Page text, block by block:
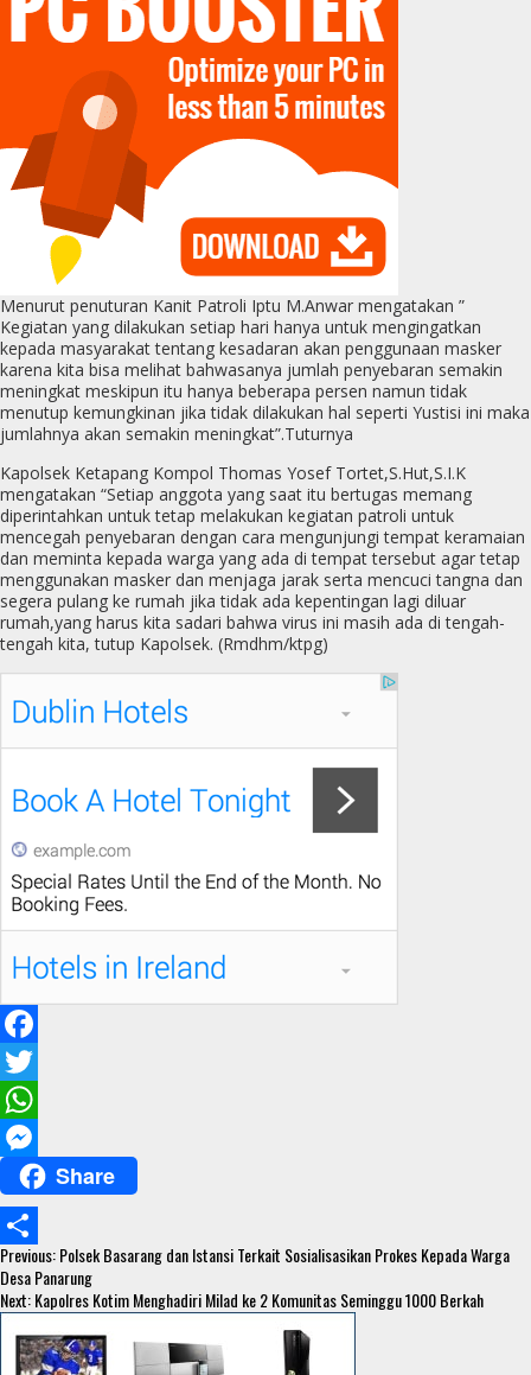
Menurut penuturan Kanit Patroli Iptu M.Anwar mengatakan ”
Kegiatan yang dilakukan setiap hari hanya untuk mengingatkan
kepada masyarakat tentang kesadaran akan penggunaan masker
karena kita bisa melihat bahwasanya jumlah penyebaran semakin
meningkat meskipun itu hanya beberapa persen namun tidak
menutup kemungkinan jika tidak dilakukan hal seperti Yustisi ini maka
jumlahnya akan semakin meningkat”.Tuturnya
Kapolsek Ketapang Kompol Thomas Yosef Tortet,S.Hut,S.I.K
mengatakan “Setiap anggota yang saat itu bertugas memang
diperintahkan untuk tetap melakukan kegiatan patroli untuk
mencegah penyebaran dengan cara mengunjungi tempat keramaian
dan meminta kepada warga yang ada di tempat tersebut agar tetap
menggunakan masker dan menjaga jarak serta mencuci tangna dan
segera pulang ke rumah jika tidak ada kepentingan lagi diluar
rumah,yang harus kita sadari bahwa virus ini masih ada di tengah-
tengah kita, tutup Kapolsek. (Rmdhm/ktpg)
F
a
c
b
o
o
T
w
t
t
e
W
a
t
s
e
s
s
Share
S
h
Continue
Reading
Previous:Polsek Basarang dan Istansi Terkait Sosialisasikan Prokes Kepada Warga
Desa Panarung
Next:Kapolres Kotim Menghadiri Milad ke 2 Komunitas Seminggu 1000 Berkah